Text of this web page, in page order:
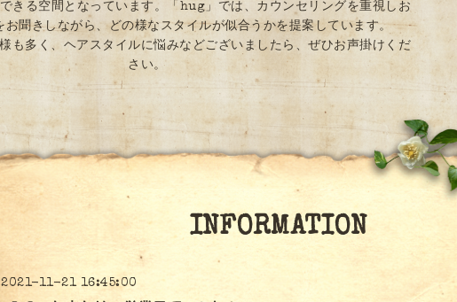
きる空間となっています。「hug」では、カウンセリングを重視しお
お聞きしながら、どの様なスタイルが似合うかを提案しています。
も多く、ヘアスタイルに悩みなどございましたら、ぜひお声掛けくだ
さい。
INFORMATION
2021-11-21 16:45:00